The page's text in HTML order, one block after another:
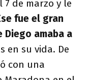
7 de marzo y le
fue el gran
Diego amaba a
en su vida. De
con una